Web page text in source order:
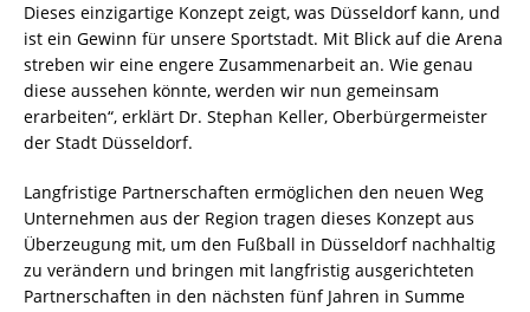
Dieses einzigartige Konzept zeigt, was Düsseldorf kann, und
ist ein Gewinn für unsere Sportstadt. Mit Blick auf die Arena
streben wir eine engere Zusammenarbeit an. Wie genau
diese aussehen könnte, werden wir nun gemeinsam
erarbeiten“, erklärt Dr. Stephan Keller, Oberbürgermeister
der Stadt Düsseldorf.
Langfristige Partnerschaften ermöglichen den neuen Weg
Unternehmen aus der Region tragen dieses Konzept aus
Überzeugung mit, um den Fußball in Düsseldorf nachhaltig
zu verändern und bringen mit langfristig ausgerichteten
Partnerschaften in den nächsten fünf Jahren in Summe